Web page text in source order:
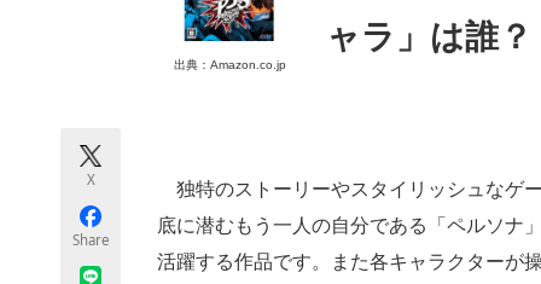
ITエンジニア向け専門サイト 企業向けIT
出典：Amazon.co.jp
ャラ」は誰
X
Share
独特のストーリーやスタイリッシュなゲ
底に潜むもう一人の自分である「ペルソナ
活躍する作品です。また各キャラクターが